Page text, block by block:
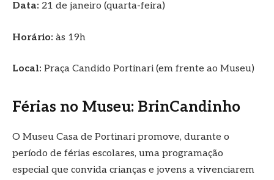
Data: 21 de janeiro (quarta-feira)
Horário: às 19h
Local: Praça Candido Portinari (em frente ao Museu)
Férias no Museu: BrinCandinho
O Museu Casa de Portinari promove, durante o
período de férias escolares, uma programação
especial que convida crianças e jovens a vivenciarem